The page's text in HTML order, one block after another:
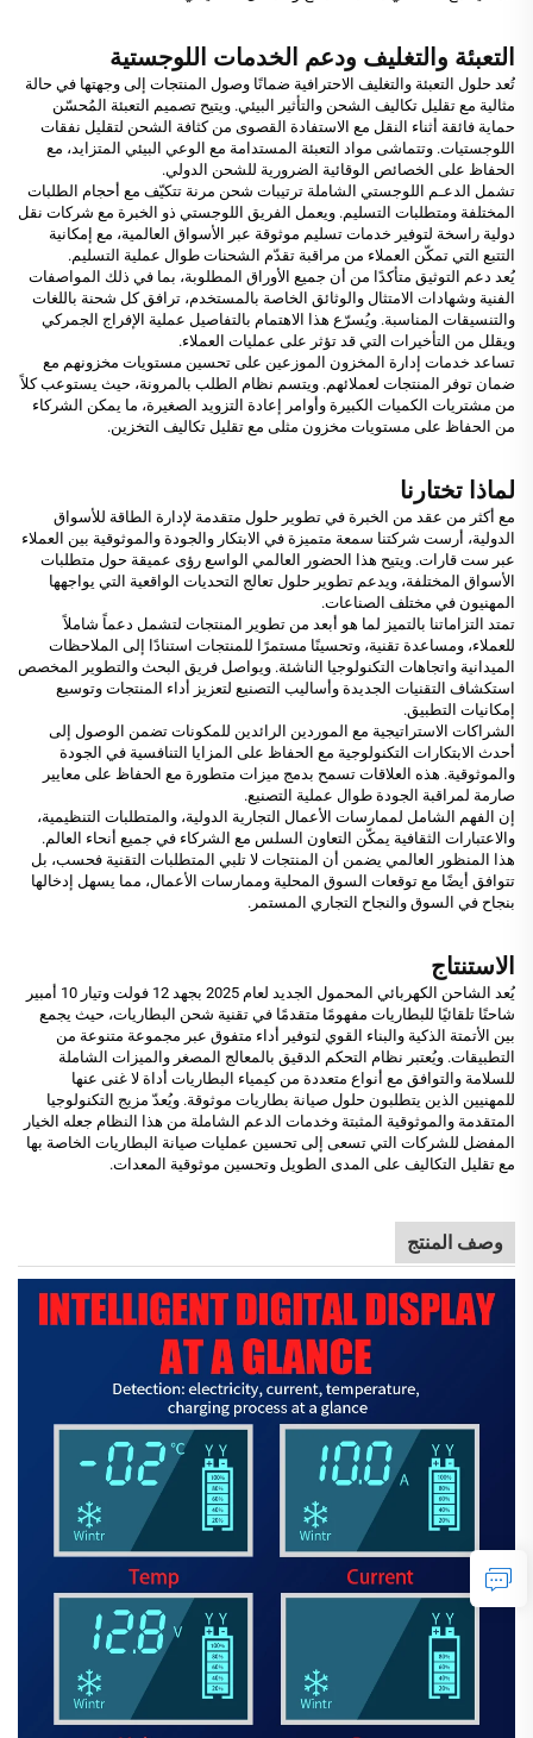
التعبئة والتغليف ودعم الخدمات اللوجستية
تُعد حلول التعبئة والتغليف الاحترافية ضمانًا وصول المنتجات إلى وجهتها في حالة
مثالية مع تقليل تكاليف الشحن والتأثير البيئي. ويتيح تصميم التعبئة المُحسّن
حماية فائقة أثناء النقل مع الاستفادة القصوى من كثافة الشحن لتقليل نفقات
اللوجستيات. وتتماشى مواد التعبئة المستدامة مع الوعي البيئي المتزايد، مع
الحفاظ على الخصائص الوقائية الضرورية للشحن الدولي.
تشمل الدعـم اللوجستي الشاملة ترتيبات شحن مرنة تتكيّف مع أحجام الطلبات
المختلفة ومتطلبات التسليم. ويعمل الفريق اللوجستي ذو الخبرة مع شركات نقل
دولية راسخة لتوفير خدمات تسليم موثوقة عبر الأسواق العالمية، مع إمكانية
التتبع التي تمكّن العملاء من مراقبة تقدّم الشحنات طوال عملية التسليم.
يُعد دعم التوثيق متأكدًا من أن جميع الأوراق المطلوبة، بما في ذلك المواصفات
الفنية وشهادات الامتثال والوثائق الخاصة بالمستخدم، ترافق كل شحنة باللغات
والتنسيقات المناسبة. ويُسرّع هذا الاهتمام بالتفاصيل عملية الإفراج الجمركي
ويقلل من التأخيرات التي قد تؤثر على عمليات العملاء.
تساعد خدمات إدارة المخزون الموزعين على تحسين مستويات مخزونهم مع
ضمان توفر المنتجات لعملائهم. ويتسم نظام الطلب بالمرونة، حيث يستوعب كلاً
من مشتريات الكميات الكبيرة وأوامر إعادة التزويد الصغيرة، ما يمكن الشركاء
من الحفاظ على مستويات مخزون مثلى مع تقليل تكاليف التخزين.
لماذا تختارنا
مع أكثر من عقد من الخبرة في تطوير حلول متقدمة لإدارة الطاقة للأسواق
الدولية، أرست شركتنا سمعة متميزة في الابتكار والجودة والموثوقية بين العملاء
عبر ست قارات. ويتيح هذا الحضور العالمي الواسع رؤى عميقة حول متطلبات
الأسواق المختلفة، ويدعم تطوير حلول تعالج التحديات الواقعية التي يواجهها
المهنيون في مختلف الصناعات.
تمتد التزاماتنا بالتميز لما هو أبعد من تطوير المنتجات لتشمل دعماً شاملاً
للعملاء، ومساعدة تقنية، وتحسينًا مستمرًا للمنتجات استنادًا إلى الملاحظات
الميدانية واتجاهات التكنولوجيا الناشئة. ويواصل فريق البحث والتطوير المخصص
استكشاف التقنيات الجديدة وأساليب التصنيع لتعزيز أداء المنتجات وتوسيع
إمكانيات التطبيق.
الشراكات الاستراتيجية مع الموردين الرائدين للمكونات تضمن الوصول إلى
أحدث الابتكارات التكنولوجية مع الحفاظ على المزايا التنافسية في الجودة
والموثوقية. هذه العلاقات تسمح بدمج ميزات متطورة مع الحفاظ على معايير
صارمة لمراقبة الجودة طوال عملية التصنيع.
إن الفهم الشامل لممارسات الأعمال التجارية الدولية، والمتطلبات التنظيمية،
والاعتبارات الثقافية يمكّن التعاون السلس مع الشركاء في جميع أنحاء العالم.
هذا المنظور العالمي يضمن أن المنتجات لا تلبي المتطلبات التقنية فحسب، بل
تتوافق أيضًا مع توقعات السوق المحلية وممارسات الأعمال، مما يسهل إدخالها
بنجاح في السوق والنجاح التجاري المستمر.
الاستنتاج
يُعد الشاحن الكهربائي المحمول الجديد لعام 2025 بجهد 12 فولت وتيار 10 أمبير
شاحنًا تلقائيًا للبطاريات مفهومًا متقدمًا في تقنية شحن البطاريات، حيث يجمع
بين الأتمتة الذكية والبناء القوي لتوفير أداء متفوق عبر مجموعة متنوعة من
التطبيقات. ويُعتبر نظام التحكم الدقيق بالمعالج المصغر والميزات الشاملة
للسلامة والتوافق مع أنواع متعددة من كيمياء البطاريات أداة لا غنى عنها
للمهنيين الذين يتطلبون حلول صيانة بطاريات موثوقة. ويُعدّ مزيج التكنولوجيا
المتقدمة والموثوقية المثبتة وخدمات الدعم الشاملة من هذا النظام جعله الخيار
المفضل للشركات التي تسعى إلى تحسين عمليات صيانة البطاريات الخاصة بها
مع تقليل التكاليف على المدى الطويل وتحسين موثوقية المعدات.
وصف المنتج